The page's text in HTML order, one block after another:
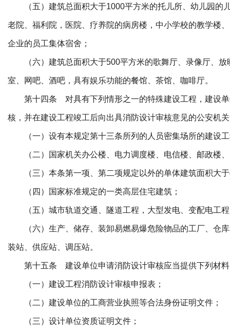
（五）建筑总面积大于1000平方米的托儿所、幼儿园的
老院、福利院，医院、疗养院的病房楼，中小学校的教学楼
企业的员工集体宿舍；
（六）建筑总面积大于500平方米的歌舞厅、录像厅、放
室、网吧、酒吧，具有娱乐功能的餐馆、茶馆、咖啡厅。
第十四条 对具有下列情形之一的特殊建设工程，建设单
核，并在建设工程竣工后向出具消防设计审核意见的公安机
（一）设有本规定第十三条所列的人员密集场所的建设
（二）国家机关办公楼、电力调度楼、电信楼、邮政楼、
（三）本条第一项、第二项规定以外的单体建筑面积大于
（四）国家标准规定的一类高层住宅建筑；
（五）城市轨道交通、隧道工程，大型发电、变配电工
（六）生产、储存、装卸易燃易爆危险物品的工厂、仓库
装站、供应站、调压站。
第十五条 建设单位申请消防设计审核应当提供下列材
（一）建设工程消防设计审核申报表；
（二）建设单位的工商营业执照等合法身份证明文件；
（三）设计单位资质证明文件；